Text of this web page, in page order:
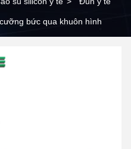
bức qua khuôn hình